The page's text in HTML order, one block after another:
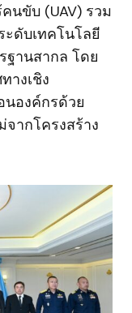
นขับ (UAV) รวม
ะดับเทคโนโลยี
ฐานสากล โดย
างเชิง
นองค์กรด้วย
ากโครงสร้าง